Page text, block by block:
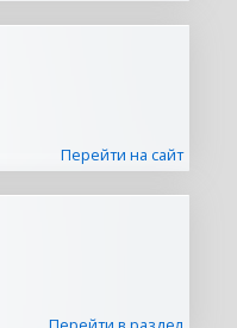
Перейти на сайт